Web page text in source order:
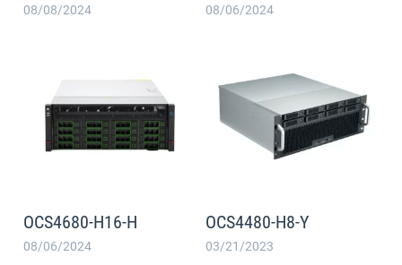
08/08/2024 08/06/2024
OCS4680-H16-H
08/06/2024
OCS4480-H8-Y
03/21/2023